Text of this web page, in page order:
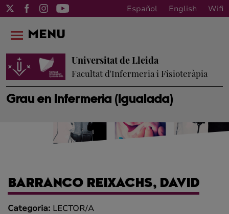
Español English Wifi
Grau en Infermeria (Igualada)
Universitat de Lleida
Facultat d'Infermeria i Fisioteràpia
MENU
BARRANCO REIXACHS, DAVID
Categoria: LECTOR/A